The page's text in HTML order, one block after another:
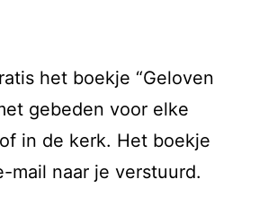
het boekje “Geloven
gebeden voor elke
in de kerk. Het boekje
mail naar je verstuurd.